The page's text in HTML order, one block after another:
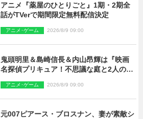
アニメ『薬屋のひとりごと』1期・2期全
話がTVerで期間限定無料配信決定
アニメ･ゲーム 2026/8/9 09:00
鬼頭明里＆島崎信長＆内山昂輝は『映画
名探偵プリキュア！不思議な庭と2人の秘
アニメ･ゲーム 2026/8/9 09:00
元007ピアース・ブロスナン、妻が素敵シ